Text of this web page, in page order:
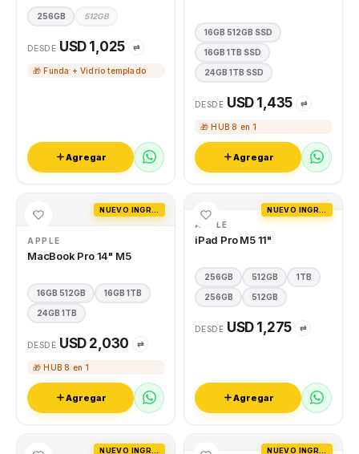
256GB 512GB
DESDE USD 1,025 ⇄
🎁 Funda + Vidrio templado
Agregar
16GB 512GB SSD
16GB 1TB SSD
24GB 1TB SSD
DESDE USD 1,435 ⇄
🎁 HUB 8 en 1
Agregar
APPLE
MacBook Pro 14" M5
16GB 512GB 16GB 1TB
24GB 1TB
DESDE USD 2,030 ⇄
🎁 HUB 8 en 1
Agregar
APPLE
iPad Pro M5 11"
256GB 512GB 1TB
256GB 512GB
DESDE USD 1,275 ⇄
Agregar